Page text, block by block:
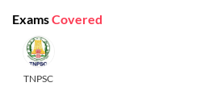
ExamsCovered
TNPSC